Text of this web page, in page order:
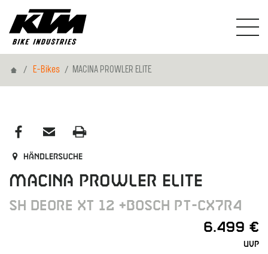
HomeE-Bikes MACINA PROWLER ELITE
Händlersuche
MACINA PROWLER ELITE
SH DEORE XT 12 +BOSCH PT-CX7R4
6.499 €
UVP